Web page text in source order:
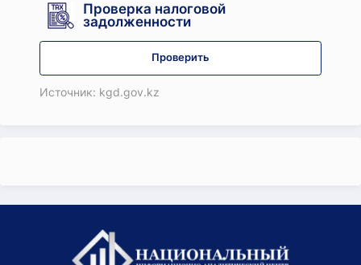
Проверка налоговой
задолженности
Проверить
Источник: kgd.gov.kz